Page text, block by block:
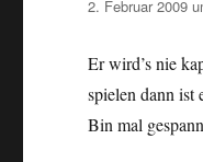
2. Februar 2009
Er wird’s nie
spielen dann ist
Bin mal